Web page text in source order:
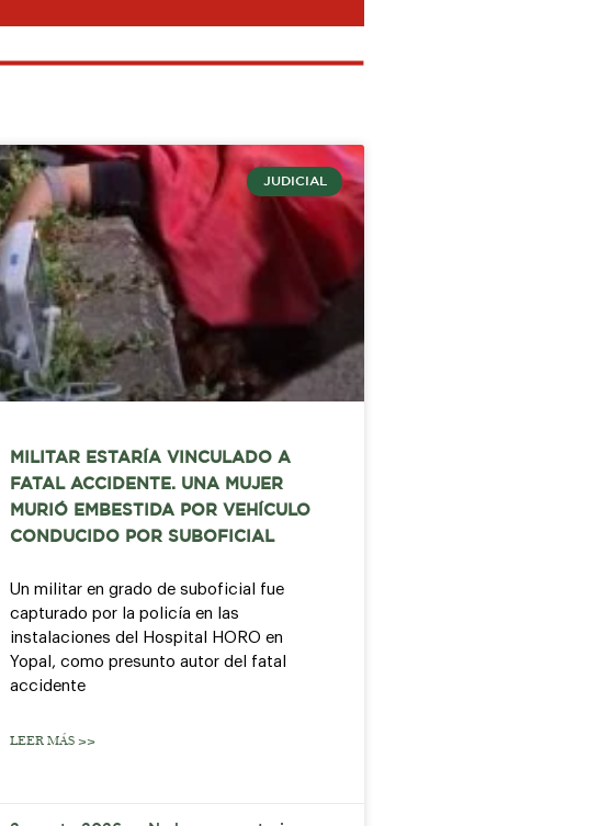
JUDICIAL
MILITAR ESTARÍA VINCULADO A
FATAL ACCIDENTE. UNA MUJER
MURIÓ EMBESTIDA POR VEHÍCULO
CONDUCIDO POR SUBOFICIAL
Un militar en grado de suboficial fue
capturado por la policía en las
instalaciones del Hospital HORO en
Yopal, como presunto autor del fatal
accidente
LEER MÁS >>